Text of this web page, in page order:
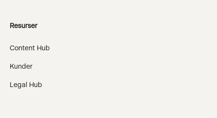
Resurser
Content Hub
Kunder
Legal Hub